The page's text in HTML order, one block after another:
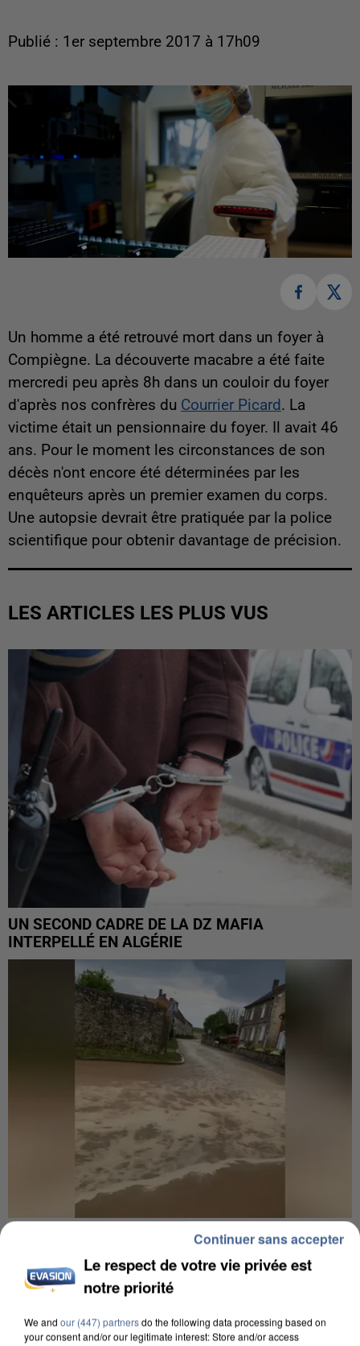
Publié : 1er septembre 2017 à 17h09
Un homme a été retrouvé mort dans un foyer à
Compiègne. La découverte macabre a été faite
mercredi peu après 8h dans un couloir du foyer
d'après nos confrères du Courrier Picard. La
victime était un pensionnaire du foyer. Il avait 46
ans. Pour le moment les circonstances de son
décès n'ont encore été déterminées par les
enquêteurs après un premier examen du corps.
Une autopsie devrait être pratiquée par la police
scientifique pour obtenir davantage de précision.
LES ARTICLES LES PLUS VUS
UN SECOND CADRE DE LA DZ MAFIA
INTERPELLÉ EN ALGÉRIE
UNE TOURISTE DE L’OISE EMPORTÉE PAR UNE
Le respect de votre vie privée est
notre priorité
We and our (447) partnersdo the following data processing based on
your consent and/or our legitimate interest: Store and/or access
Continuer sans accepter